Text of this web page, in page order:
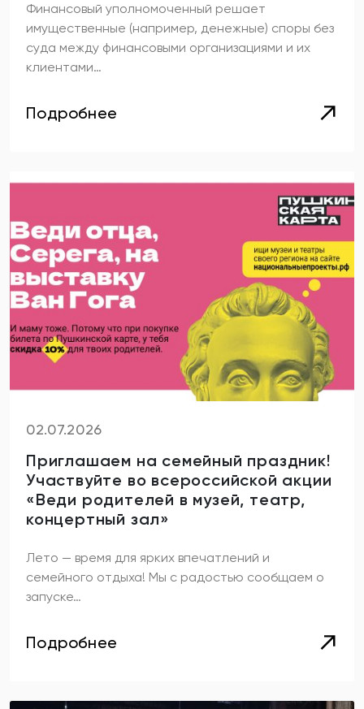
Финансовый уполномоченный решает
имущественные (например, денежные) споры без
суда между финансовыми организациями и их
клиентами…
Подробнее
02.07.2026
Приглашаем на семейный праздник!
Участвуйте во всероссийской акции
«Веди родителей в музей, театр,
концертный зал»
Лето — время для ярких впечатлений и
семейного отдыха! Мы с радостью сообщаем о
запуске…
Подробнее